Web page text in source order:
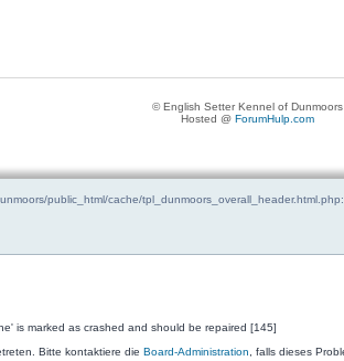
© English Setter Kennel of Dunmoors
Hosted @ ForumHulp.com
public_html/cache/
is marked as crashed and should be repaired [145]
Bitte kontaktiere die Board-Administration , falls dieses